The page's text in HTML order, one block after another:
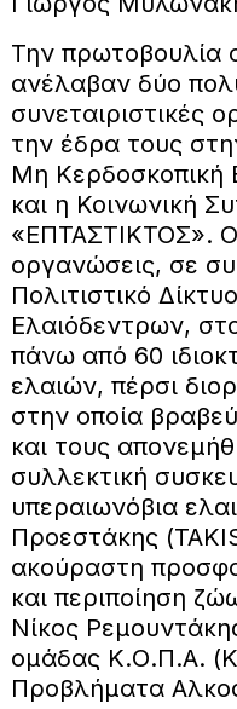
Την πρωτοβουλία
ανέλαβαν δύο
συνεταιριστικές
την έδρα τους
Μη Κερδοσκοπική
και η Κοινωνική
«ΕΠΤΑΣΤΙΚΤΟΣ».
οργανώσεις, σε
Πολιτιστικό
Ελαιόδεντρων,
πάνω από 60
ελαιών, πέρσι
στην οποία
και τους
συλλεκτική
υπεραιωνόβια
Προεστάκης
ακούραστη
και περιποίηση
Νίκος
ομάδας Κ.Ο.Π.Α.
Προβλήματα